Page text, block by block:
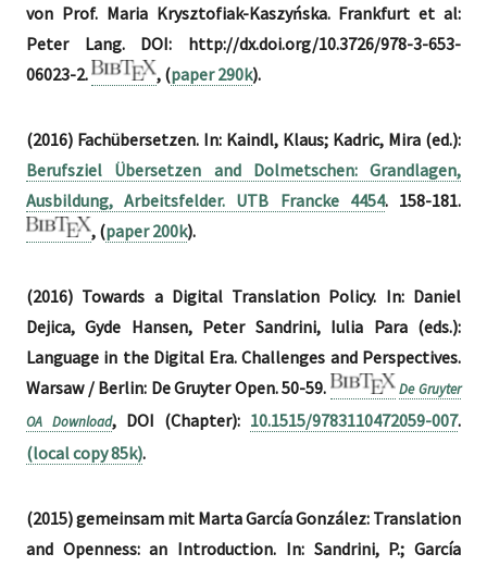
von Prof. Maria Krysztofiak-Kaszyńska. Frankfurt et al:
Peter Lang. DOI: http://dx.doi.org/10.3726/978-3-653-
06023-2.
, (paper 290k).
(2016) Fachübersetzen. In: Kaindl, Klaus; Kadric, Mira (ed.):
Berufsziel Übersetzen and Dolmetschen: Grandlagen,
Ausbildung, Arbeitsfelder. UTB Francke 4454. 158-181.
, (paper 200k).
(2016) Towards a Digital Translation Policy. In: Daniel
Dejica, Gyde Hansen, Peter Sandrini, Iulia Para (eds.):
Language in the Digital Era. Challenges and Perspectives.
Warsaw / Berlin: De Gruyter Open. 50-59.
De Gruyter
OA Download, DOI (Chapter): 10.1515/9783110472059-007.
(local copy 85k).
(2015) gemeinsam mit Marta García González: Translation
and Openness: an Introduction. In: Sandrini, P.; García